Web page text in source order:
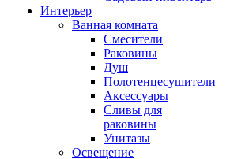
Интерьер
Ванная комната
Смесители
Раковины
Душ
Полотенцесушители
Аксессуары
Сливы для
раковины
Унитазы
Освещение